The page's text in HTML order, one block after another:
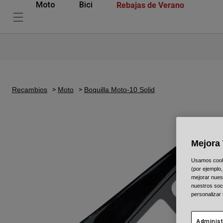
Moto Bici Rebajas de Verano
Recambios Moto Boquilla Moto-10 Solid
Mejora
Usamos
(por
mejorar
nuestros
personalizar